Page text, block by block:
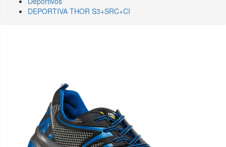
DEPORTIVA THOR S3+SRC+CI